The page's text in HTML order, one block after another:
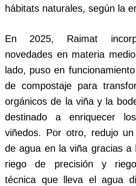
hábitats naturales, según la
En 2025, Raimat
novedades en materia
lado, puso en
de compostaje para
orgánicos de la viña y la
destinado a enriquecer
viñedos. Por otro, redujo
de agua en la viña gracias a
riego de precisión y
técnica que lleva el agua